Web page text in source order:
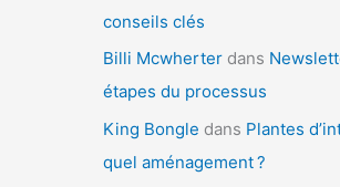
conseils clés
Billi Mcwherter dans
étapes du processus
King Bongle dans Plantes
quel aménagement ?